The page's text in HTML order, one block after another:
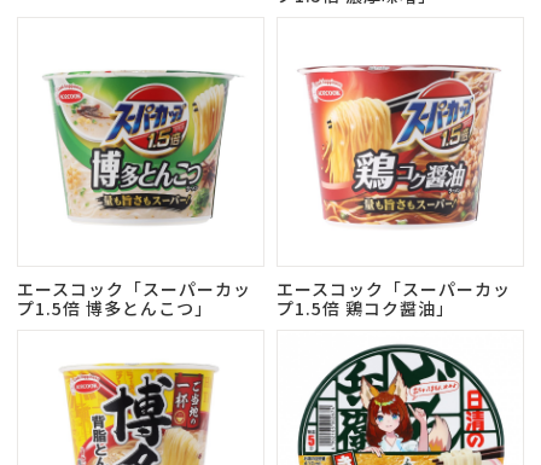
エースコック「スーパーカッ
プ1.5倍 博多とんこつ」
エースコック「スーパーカッ
プ1.5倍 鶏コク醤油」